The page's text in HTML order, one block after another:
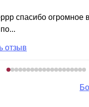
спасибо огромное
отзыв